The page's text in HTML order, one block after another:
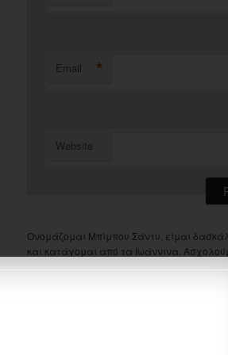
Email *
Website
Ονομάζομαι Μπίμπου Σάντυ, είμαι
και κατάγομαι από τα Ιωάννινα.
από το 2010. Στο μενού "Τάξεις" θα
εποπτικό και διαδραστικό υλικό για όλα
δημοτικού σχολείου και του
Ελπίζω το site να γίνει ένα χρήσιμο